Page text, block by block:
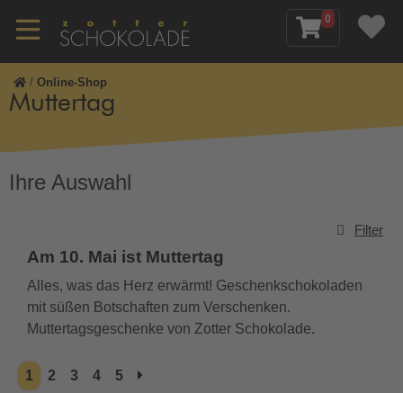
0
/ Online-Shop
Muttertag
Am 10. Mai ist Muttertag
Alles, was das Herz erwärmt! Geschenkschokoladen
mit süßen Botschaften zum Verschenken.
Muttertagsgeschenke von Zotter Schokolade.
1 2 3 4
5
Ihre Auswahl
Filter